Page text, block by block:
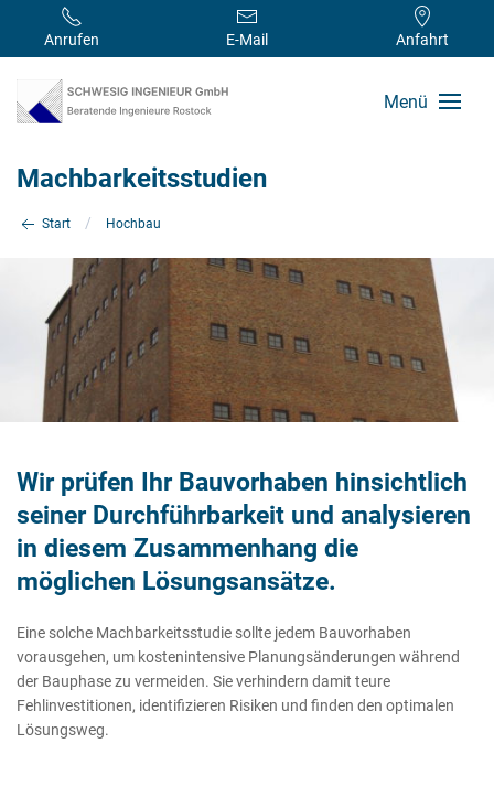
Anrufen E-Mail Anfahrt
Menü
Machbarkeitsstudien
Start Hochbau
Wir prüfen Ihr Bauvorhaben hinsichtlich
seiner Durchführbarkeit und analysieren
in diesem Zusammenhang die
möglichen Lösungsansätze.
Eine solche Machbarkeitsstudie sollte jedem Bauvorhaben
vorausgehen, um kostenintensive Planungsänderungen während
der Bauphase zu vermeiden. Sie verhindern damit teure
Fehlinvestitionen, identifizieren Risiken und finden den optimalen
Lösungsweg.